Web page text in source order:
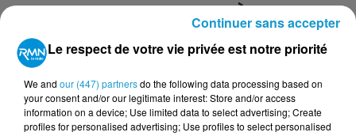
UNE FIN DE COURSE APRÈS LA
FERMETURE DE LA LIGNE D'ARRIVÉE
?
Son arrivée est désormais estimée le 4 ou 5
mars 2025 aux Sables d’Olonne. Mais la ligne
Le respect de votre vie privée est notre priorité
We and our (447) partnersdo the following data processing based on
your consent and/or our legitimate interest: Store and/or access
information on a device; Use limited data to select advertising; Create
profiles for personalised advertising; Use profiles to select personalised
Continuer sans accepter